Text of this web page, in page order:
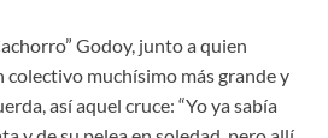
Godoy, junto a quien
colectivo muchísimo más grande y
así aquel cruce: “Yo ya sabía